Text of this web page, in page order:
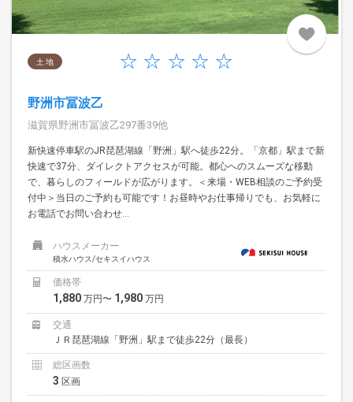
土 地
野洲市冨波乙
滋賀県野洲市冨波乙297番39他
新快速停車駅のJR琵琶湖線「野洲」駅へ徒歩22分。「京都」駅まで新
快速で37分、ダイレクトアクセスが可能。都心へのスムーズな移動
で、暮らしのフィールドが広がります。＜来場・WEB相談のご予約受
付中＞当日のご予約も可能です！お昼時やお仕事帰りでも、お気軽に
お電話でお問い合わせ...
ハウスメーカー
積水ハウス/セキスイハウス
価格帯
1,880 万円〜 1,980 万円
交通
ＪＲ琵琶湖線「野洲」駅まで徒歩22分（最長）
総区画数
3 区画